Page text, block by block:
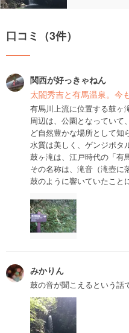
口コミ（3件）
関西が好っきゃねん
太閤秀吉と有馬温泉。今
有馬川上流に位置する鼓ヶ
周辺は、公園となっていて
ど自然豊かな場所として知
水質は美しく、ゲンジボタ
鼓ヶ滝は、江戸時代の「有
その名称は、滝音（滝壺に
鼓のように響いていたこと
みかりん
鼓の音が聞こえるという話